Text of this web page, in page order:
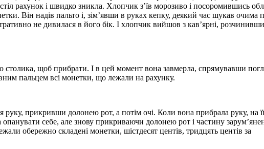
рахунок і швидко зникла. Хлопчик з’їв морозиво і посоромившись
Він надів пальто і, зім’явши в руках кепку, деякий час шукав очима
не дивилася в його бік. І хлопчик вийшов з кав’ярні,
столика, щоб прибрати. І в цей момент вона завмерла, спрямувавши
пальцем всі монетки, що лежали на рахунку.
прикривши долонею рот, а потім очі. Коли вона прибрала руку, на
опанувати себе, але знову прикриваючи долонею рот і частину
обережно складені монетки, шістдесят центів, тридцять центів за